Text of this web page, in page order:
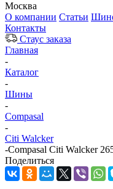
Москва
О компании Статьи
Контакты
Стаус заказа
Главная
-
Каталог
-
Шины
-
Compasal
-
Citi Walcker
-Compasal Citi Walcker
Поделиться